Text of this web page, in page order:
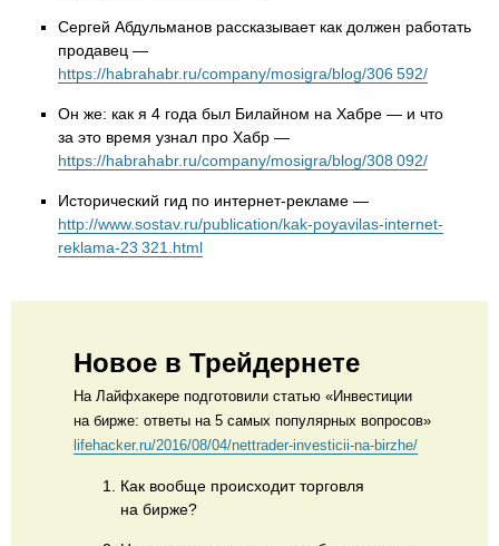
Сергей Абдульманов рассказывает как должен работать
продавец —
https://habrahabr.ru/company/mosigra/blog/306 592/
Он же: как я 4 года был Билайном на Хабре — и что
за это время узнал про Хабр —
https://habrahabr.ru/company/mosigra/blog/308 092/
Исторический гид по интернет-рекламе —
http://www.sostav.ru/publication/kak-poyavilas-internet-
reklama-23 321.html
Новое в Трейдернете
На Лайфхакере подготовили статью «Инвестиции
на бирже: ответы на 5 самых популярных вопросов»
lifehacker.ru/2016/08/04/nettrader-investicii-na-birzhe/
Как вообще происходит торговля
на бирже?